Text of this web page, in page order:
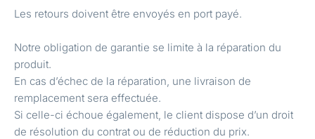
Les retours doivent être envoyés en port payé.
Notre obligation de garantie se limite à la réparation du
produit.
En cas d’échec de la réparation, une livraison de
remplacement sera effectuée.
Si celle-ci échoue également, le client dispose d’un droit
de résolution du contrat ou de réduction du prix.